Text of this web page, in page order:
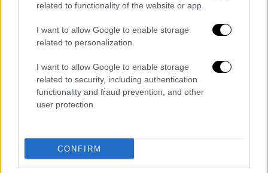
related to functionality of the website or app.
I want to allow Google to enable storage
related to personalization.
I want to allow Google to enable storage
related to security, including authentication
functionality and fraud prevention, and other
user protection.
CONFIRM
«Φρούριο» το σπίτι του
Στο σπίτι του 66χρονου « ψευτογιατρού
πόσα μέτρα αντιπαρακολούθησης είχε λάβει,
όταν έκαναν έφοδο. Κάμερες ασφαλείας
υπήρχαν σχεδόν σε κάθε γωνιά του σπιτιού,
για να ελέγχει από ψηλά όλη την περίμετρο.
Ο κατηγορούμενος δεχόταν απειλές από τα